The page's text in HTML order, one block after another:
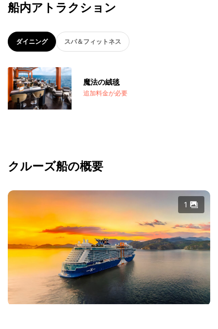
船内アトラクション
ダイニング スパ＆フィットネス
魔法の絨毯
追加料金が必要
クルーズ船の概要
1